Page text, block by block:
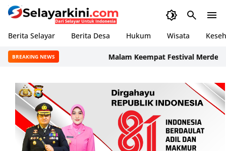
Berita Selayar Berita Desa Hukum Wisata
BREAKING NEWS ‎Malam Keempat Festival Merdeka